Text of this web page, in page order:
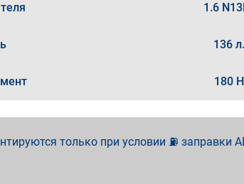
1.6
136
180
только при условии ⛽